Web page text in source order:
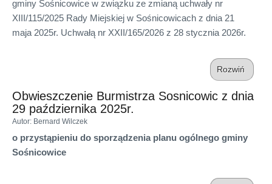
gminy Sośnicowice w związku ze zmianą uchwały nr
XIII/115/2025 Rady Miejskiej w Sośnicowicach z dnia 21
maja 2025r. Uchwałą nr XXII/165/2026 z 28 stycznia 2026r.
Rozwiń
Obwieszczenie Burmistrza Sosnicowic z dnia
29 października 2025r.
Autor: Bernard Wilczek
o przystąpieniu do sporządzenia planu ogólnego gminy
Sośnicowice